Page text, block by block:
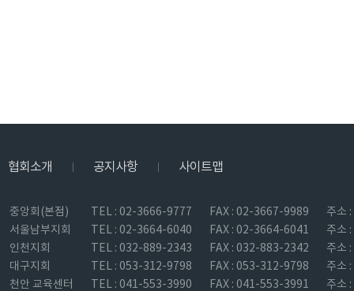
협회소개 공지사항 사이트맵
중앙회(본점) TEL : 02-3666-9777 FAX : 02-3667-9989
주소
서울남부지회
TEL : 02-3664-6040 FAX : 02-3664-6041
주소
인천지회
TEL : 032-889-2343 FAX : 032-883-2342
주소
대구지회
TEL : 053-312-9798 FAX : 053-312-9798
주소
천안 교육센터
TEL : 041-553-3990 FAX : 041-553-3991
주소